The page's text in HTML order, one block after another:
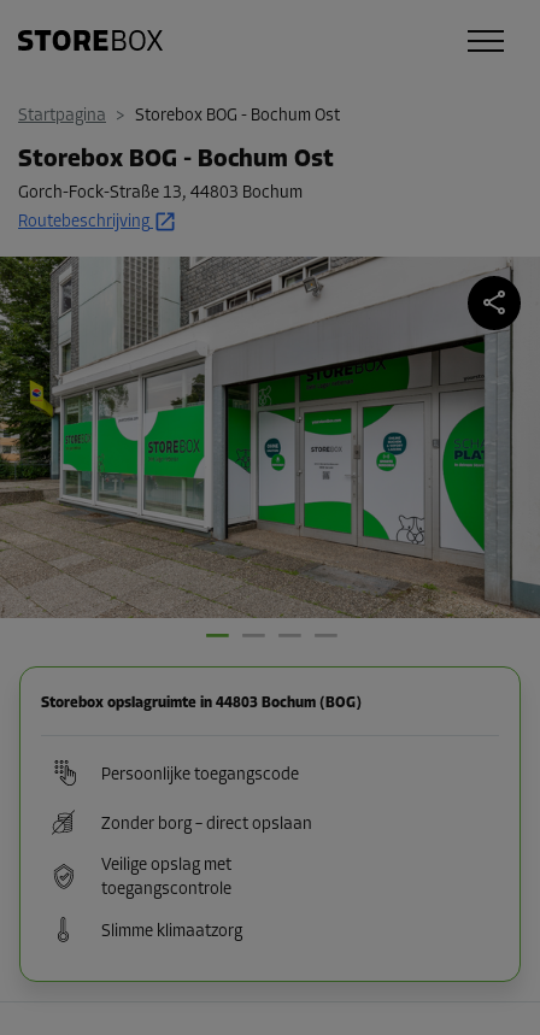
Startpagina > Storebox BOG - Bochum Ost
Storebox BOG - Bochum Ost
Gorch-Fock-Straße 13, 44803 Bochum
Routebeschrijving
Storebox opslagruimte in 44803 Bochum (BOG)
Persoonlijke toegangscode
Zonder borg – direct opslaan
Veilige opslag met
toegangscontrole
Slimme klimaatzorg